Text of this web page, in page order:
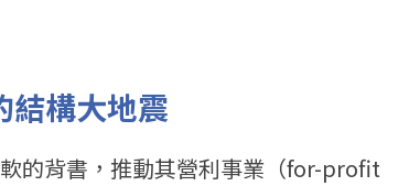
結構大地震
的背書，推動其營利事業（for-profit